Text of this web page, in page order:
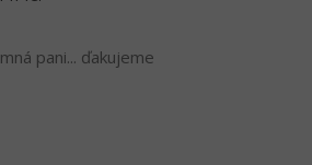
pani... ďakujeme